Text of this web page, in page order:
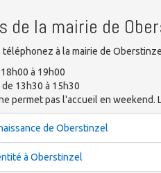
de la mairie de
téléphonez à la mairie de
à 19h00
de 13h30 à 15h30
permet pas l'accueil en weekend.
de Oberstinzel
à Oberstinzel